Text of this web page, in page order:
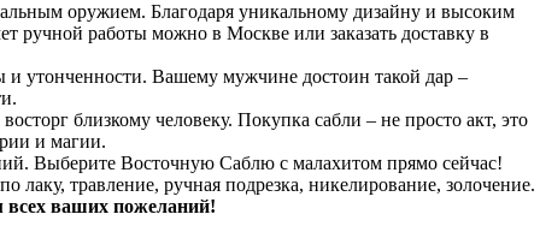
оружием. Благодаря уникальному дизайну и высоким
ручной работы можно в Москве или заказать доставку в
и утонченности. Вашему мужчине достоин такой дар –
близкому человеку. Покупка сабли – не просто акт, это
и магии.
Выберите Восточную Саблю с малахитом прямо сейчас!
лаку, травление, ручная подрезка, никелирование, золочение.
всех ваших пожеланий!